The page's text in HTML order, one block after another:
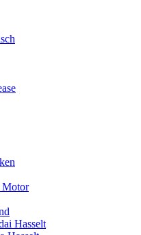
Motor
Hasselt